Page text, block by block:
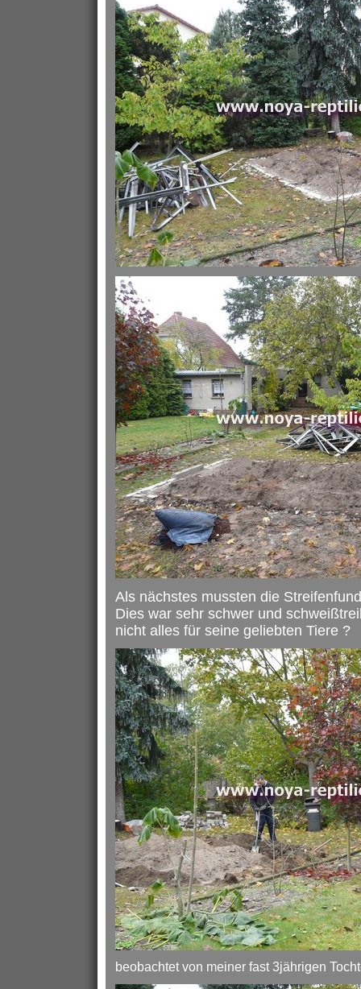
Als nächstes mussten die
Dies war sehr schwer und
nicht alles für seine geliebten Tiere ?
beobachtet von meiner fast 3jährigen